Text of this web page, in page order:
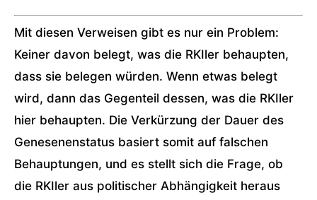
Mit diesen Verweisen gibt es nur ein Problem:
Keiner davon belegt, was die RKIler behaupten,
dass sie belegen würden. Wenn etwas belegt
wird, dann das Gegenteil dessen, was die RKIler
hier behaupten. Die Verkürzung der Dauer des
Genesenenstatus basiert somit auf falschen
Behauptungen, und es stellt sich die Frage, ob
die RKIler aus politischer Abhängigkeit heraus